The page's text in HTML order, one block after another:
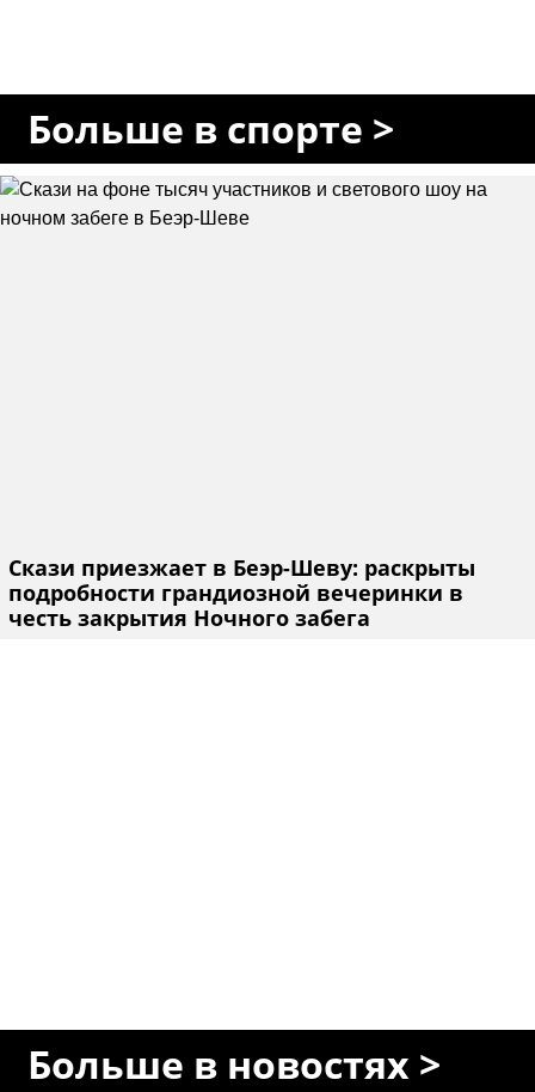
Больше в спорте >
Скази приезжает в Беэр-Шеву: раскрыты
подробности грандиозной вечеринки в
честь закрытия Ночного забега
Больше в новостях >